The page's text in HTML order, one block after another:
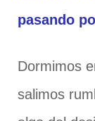
pasando
Dormimos
salimos